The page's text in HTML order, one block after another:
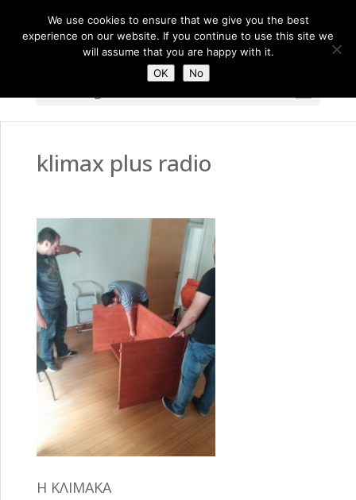
klimax plus radio
Η ΚΛΙΜΑΚΑ
We use cookies to ensure that we give you the best
experience on our website. If you continue to use this site we
will assume that you are happy with it.
OK
No